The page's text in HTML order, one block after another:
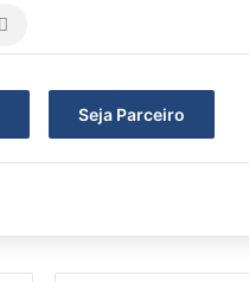
Seja Parceiro